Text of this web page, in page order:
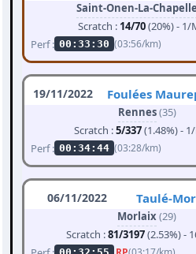
Saint-Onen-La-Chapelle
Scratch : 14/70(20%) - 1/
Perf : 00:33:30 (03:56/km)
19/11/2022 Foulées
Rennes(35)
Scratch :5/337(1.48%) -
Perf : 00:34:44 (03:28/km)
06/11/2022 Taulé-
Morlaix(29)
Scratch :81/3197(2.53%) -